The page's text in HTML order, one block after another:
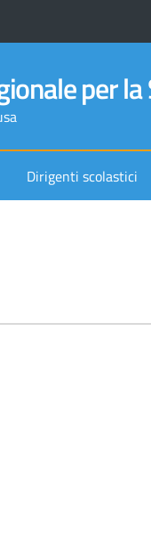
per la
Dirigenti scolastici